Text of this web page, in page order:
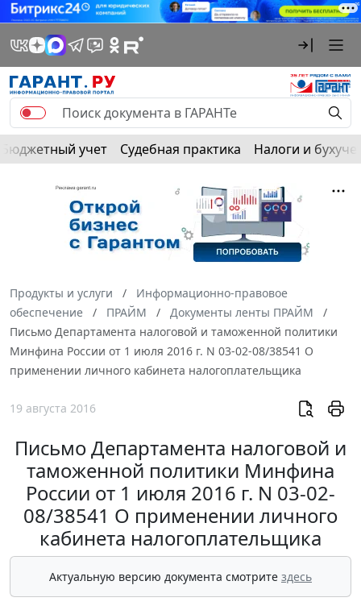
Бюджетный учет Судебная практика Налоги и
Продукты и услуги
Информационно-правовое
обеспечение
ПРАЙМ
Документы ленты ПРАЙМ
Письмо Департамента налоговой и таможенной политики
Минфина России от 1 июля 2016 г. N 03-02-08/38541 О
применении личного кабинета налогоплательщика
19 августа 2016
Письмо Департамента налоговой и
таможенной политики Минфина
России от 1 июля 2016 г. N 03-02-
08/38541 О применении личного
кабинета налогоплательщика
Актуальную версию документа смотрите здесь